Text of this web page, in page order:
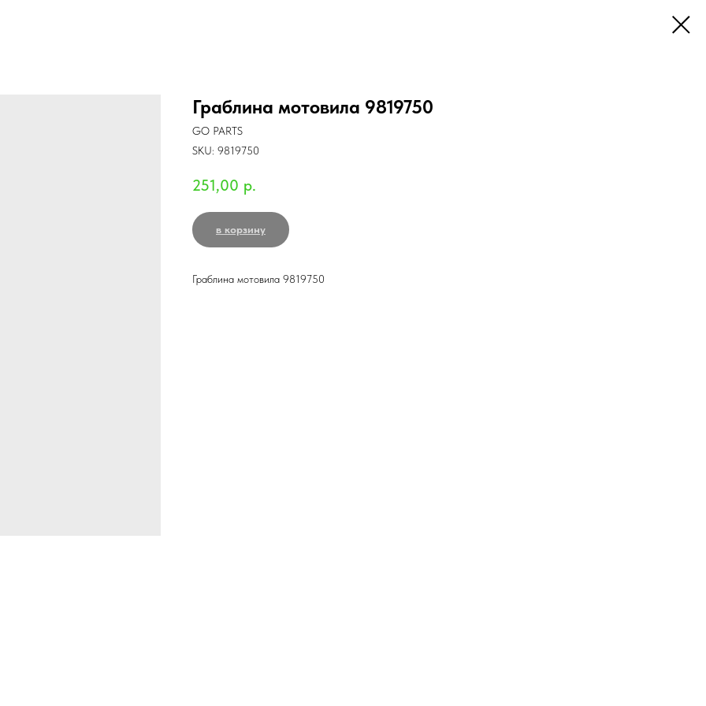
Граблина мотовила 9819750
GO PARTS
SKU: 9819750
251,00 р.
в корзину
Граблина мотовила 9819750